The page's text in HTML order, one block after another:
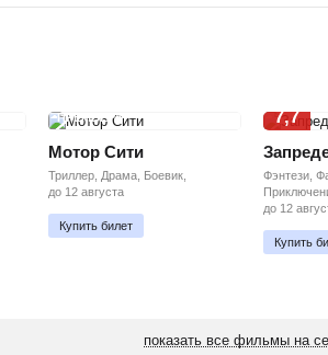
ПРЕМЬЕРА
Мотор Сити
Триллер, Драма, Боевик,
до 12 августа
Купить билет
7,7
Фэнтези,
до 12
Купить
показать все фильмы на